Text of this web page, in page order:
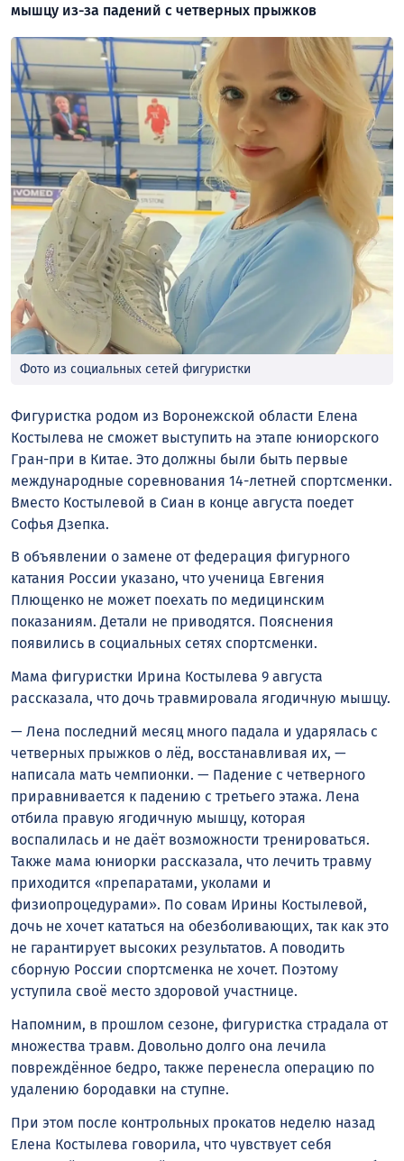
мышцу из-за падений с четверных прыжков
Фото из социальных сетей фигуристки
Фигуристка родом из Воронежской области Елена
Костылева не сможет выступить на этапе юниорского
Гран-при в Китае. Это должны были быть первые
международные соревнования 14-летней спортсменки.
Вместо Костылевой в Сиан в конце августа поедет
Софья Дзепка.
В объявлении о замене от федерация фигурного
катания России указано, что ученица Евгения
Плющенко не может поехать по медицинским
показаниям. Детали не приводятся. Пояснения
появились в социальных сетях спортсменки.
Мама фигуристки Ирина Костылева 9 августа
рассказала, что дочь травмировала ягодичную мышцу.
— Лена последний месяц много падала и ударялась с
четверных прыжков о лëд, восстанавливая их, —
написала мать чемпионки. — Падение с четверного
приравнивается к падению с третьего этажа. Лена
отбила правую ягодичную мышцу, которая
воспалилась и не даëт возможности тренироваться.
Также мама юниорки рассказала, что лечить травму
приходится «препаратами, уколами и
физиопроцедурами». По совам Ирины Костылевой,
дочь не хочет кататься на обезболивающих, так как это
не гарантирует высоких результатов. А поводить
сборную России спортсменка не хочет. Поэтому
уступила своё место здоровой участнице.
Напомним, в прошлом сезоне, фигуристка страдала от
множества травм. Довольно долго она лечила
повреждённое бедро, также перенесла операцию по
удалению бородавки на ступне.
При этом после контрольных прокатов неделю назад
Елена Костылева говорила, что чувствует себя